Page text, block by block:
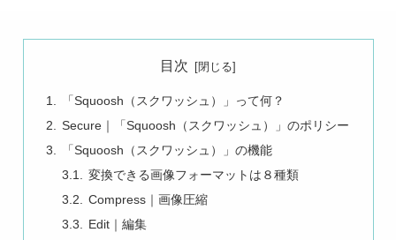
目次
「Squoosh（スクワッシュ）」って何？
Secure｜「Squoosh（スクワッシュ）」のポリシー
「Squoosh（スクワッシュ）」の機能
変換できる画像フォーマットは８種類
Compress｜画像圧縮
Edit｜編集